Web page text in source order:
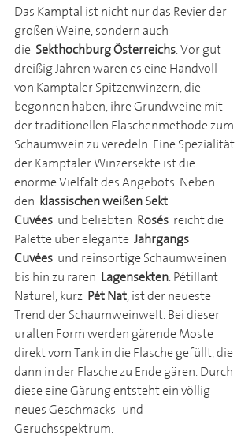
Das Kamptal ist nicht nur das Revier der
großen Weine, sondern auch
die Sekthochburg Österreichs. Vor gut
dreißig Jahren waren es eine Handvoll
von Kamptaler Spitzenwinzern, die
begonnen haben, ihre Grundweine mit
der traditionellen Flaschenmethode zum
Schaumwein zu veredeln. Eine Spezialität
der Kamptaler Winzersekte ist die
enorme Vielfalt des Angebots. Neben
den klassischen weißen Sekt-
Cuvées und beliebten Rosés reicht die
Palette über elegante Jahrgangs-
Cuvées und reinsortige Schaumweinen
bis hin zu raren Lagensekten. Pétillant
Naturel, kurz Pét Nat, ist der neueste
Trend der Schaumweinwelt. Bei dieser
uralten Form werden gärende Moste
direkt vom Tank in die Flasche gefüllt, die
dann in der Flasche zu Ende gären. Durch
diese eine Gärung entsteht ein völlig
neues Geschmacks- und
Geruchsspektrum.